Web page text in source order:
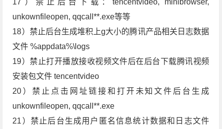
17）禁止后台下载：tencentvideo, minibrowser,
unkownfileopen, qqcall**.exe等等
18）禁止后台生成堆积上g大小的腾讯产品相关日志数据
文件 %appdata%\logs
19）禁止打开播放接收视频文件后在后台下载腾讯视频
安装包文件 tencentvideo
20）禁止点击网址链接和打开未知文件后台生成
unkownfileopen, qqcall**.exe
21）禁止后台生成用户匿名信息统计数据和日志文件